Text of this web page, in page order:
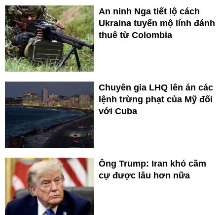
An ninh Nga tiết lộ cách
Ukraina tuyển mộ lính đánh
thuê từ Colombia
Chuyên gia LHQ lên án các
lệnh trừng phạt của Mỹ đối
với Cuba
Ông Trump: Iran khó cầm
cự được lâu hơn nữa